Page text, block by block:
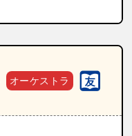
オーケストラ